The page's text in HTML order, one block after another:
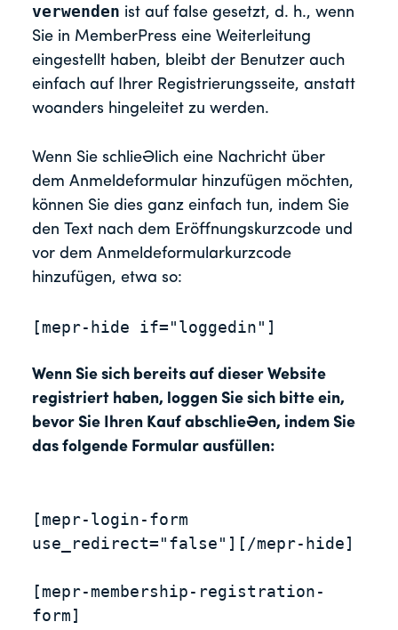
verwenden ist auf false gesetzt, d. h., wenn
Sie in MemberPress eine Weiterleitung
eingestellt haben, bleibt der Benutzer auch
einfach auf Ihrer Registrierungsseite, anstatt
woanders hingeleitet zu werden.
Wenn Sie schließlich eine Nachricht über
dem Anmeldeformular hinzufügen möchten,
können Sie dies ganz einfach tun, indem Sie
den Text nach dem Eröffnungskurzcode und
vor dem Anmeldeformularkurzcode
hinzufügen, etwa so:
[mepr-hide if="loggedin"]
Wenn Sie sich bereits auf dieser Website
registriert haben, loggen Sie sich bitte ein,
bevor Sie Ihren Kauf abschließen, indem Sie
das folgende Formular ausfüllen:
[mepr-login-form
use_redirect="false"][/mepr-hide]
[mepr-membership-registration-
form]